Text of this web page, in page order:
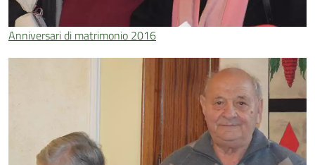
Anniversari di matrimonio 2016